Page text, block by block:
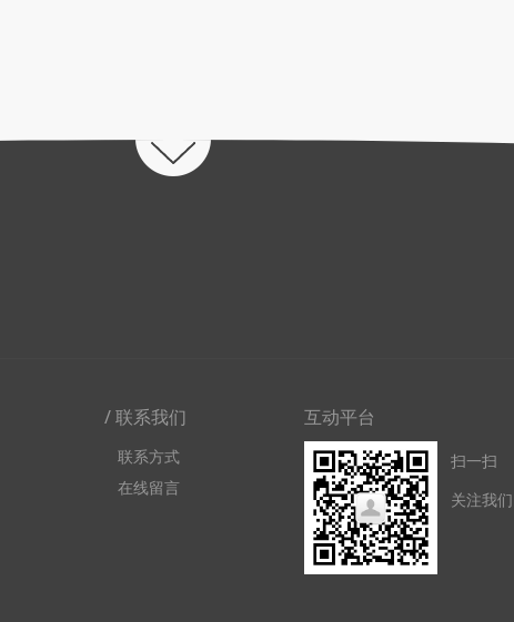
/ 联系我们
联系方式
在线留言
互动平台
扫一扫
关注我们